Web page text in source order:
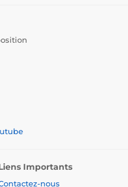
Importants
nous